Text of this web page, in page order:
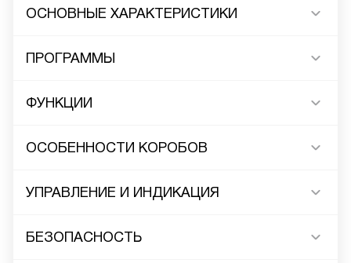
ОСНОВНЫЕ ХАРАКТЕРИСТИКИ
ПРОГРАММЫ
ФУНКЦИИ
ОСОБЕННОСТИ КОРОБОВ
УПРАВЛЕНИЕ И ИНДИКАЦИЯ
БЕЗОПАСНОСТЬ